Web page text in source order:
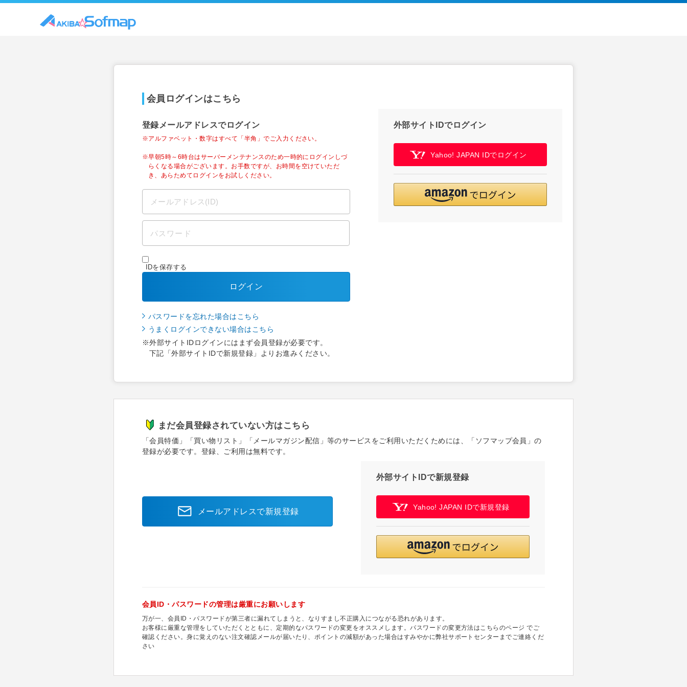
会員ログインはこちら
登録メールアドレスでログイン
※アルファベット・数字はすべて「半角」でご入力ください。
※早朝5時～6時台はサーバーメンテナンスのため一時的にログインしづ
らくなる場合がございます。お手数ですが、お時間を空けていただ
き、あらためてログインをお試しください。
IDを保存する
ログイン
パスワードを忘れた場合はこちら
うまくログインできない場合はこちら
※外部サイトIDログインにはまず会員登録が必要です。
下記「外部サイトIDで新規登録」よりお進みください。
外部サイトIDでログイン
Yahoo! JAPAN IDでログイン
まだ会員登録されていない方はこちら
「会員特価」「買い物リスト」「メールマガジン配信」等のサービスをご利用いただくためには、「ソフマップ会員」の
登録が必要です。登録、ご利用は無料です。
メールアドレスで新規登録
外部サイトIDで新規登録
Yahoo! JAPAN IDで新規登録
会員ID・パスワードの管理は厳重にお願いします
万が一、会員ID・パスワードが第三者に漏れてしまうと、なりすまし不正購入につながる恐れがあります。
お客様に厳重な管理をしていただくとともに、定期的なパスワードの変更をオススメします。パスワードの変更方法はこちらのページ でご
確認ください。身に覚えのない注文確認メールが届いたり、ポイントの減額があった場合はすみやかに弊社サポートセンターまでご連絡くだ
さい